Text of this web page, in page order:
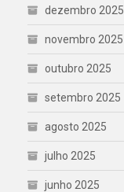
dezembro 2025
novembro 2025
outubro 2025
setembro 2025
agosto 2025
julho 2025
junho 2025